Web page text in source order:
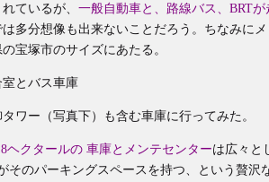
ているが、一般自動車と、路線バス、BRT
多分想像も出来ないことだろう。ちなみに
宝塚市のサイズにあたる。
とバス車庫
ワー（写真下）も含む車庫に行ってみた。
8ヘクタールの 車庫とメンテセンターは広々と
そのパーキングスペースを持つ、という贅沢